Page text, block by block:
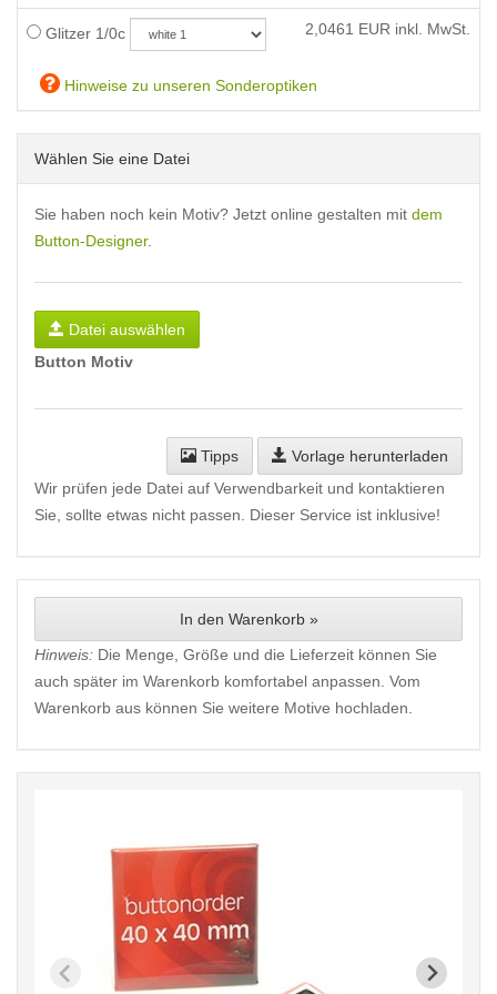
Glitzer 1/0c 2,0461 EUR inkl. MwSt.
Hinweise zu unseren Sonderoptiken
Wählen Sie eine Datei
Sie haben noch kein Motiv? Jetzt online gestalten mit dem
Button-Designer.
Datei auswählen
Button Motiv
Tipps
Vorlage herunterladen
Wir prüfen jede Datei auf Verwendbarkeit und kontaktieren
Sie, sollte etwas nicht passen. Dieser Service ist inklusive!
In den Warenkorb »
Hinweis: Die Menge, Größe und die Lieferzeit können Sie
auch später im Warenkorb komfortabel anpassen. Vom
Warenkorb aus können Sie weitere Motive hochladen.